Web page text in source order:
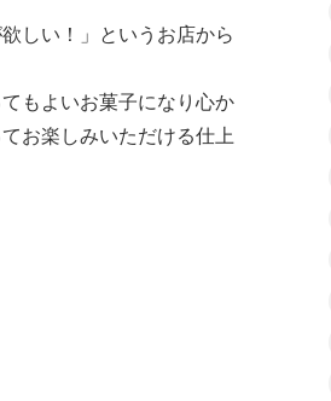
しい！」というお店から
もよいお菓子になり心か
お楽しみいただける仕上